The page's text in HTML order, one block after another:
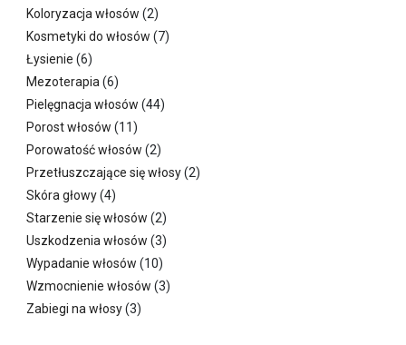
Koloryzacja włosów (2)
Kosmetyki do włosów (7)
Łysienie (6)
Mezoterapia(6)
Pielęgnacja włosów (44)
Porost włosów (11)
Porowatość włosów (2)
Przetłuszczające się włosy(2)
Skóra głowy(4)
Starzenie się włosów (2)
Uszkodzenia włosów (3)
Wypadanie włosów (10)
Wzmocnienie włosów (3)
Zabiegi na włosy(3)